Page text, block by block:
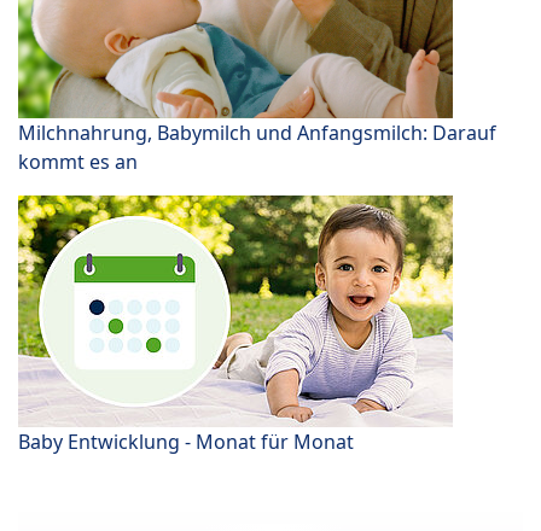
Milchnahrung, Babymilch und Anfangsmilch: Darauf
kommt es an
Baby Entwicklung - Monat für Monat